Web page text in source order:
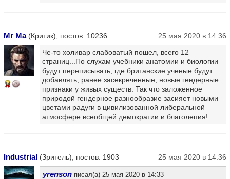
Mr Ma(Критик), постов: 10236 25 мая 2020 в 14:36
14
Че-то холивар слабоватый пошел, всего 12
страниц...По слухам учебники анатомии и биологии
будут переписывать, где британские ученые будут
добавлять, ранее засекреченные, новые гендерные
признаки у живых существ. Так что заложенное
природой гендерное разнообразие засияет новыми
цветами радуги в цивилизованной либеральной
атмосфере всеобщей демократии и благолепия!
Industrial (Зритель), постов: 1903 25 мая 2020 в 14:36
yrenson писал(а) 25 мая 2020 в 14:33